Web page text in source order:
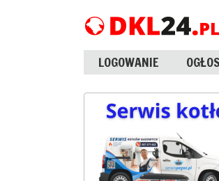
LOGOWANIE